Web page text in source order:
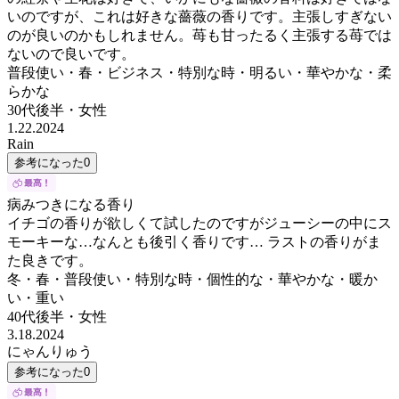
いのですが、これは好きな薔薇の香りです。主張しすぎない
のが良いのかもしれません。苺も甘ったるく主張する苺では
ないので良いです。
普段使い・春・ビジネス・特別な時・明るい・華やかな・柔
らかな
30代後半 ・ 女性
1.22.2024
Rain
参考になった0
病みつきになる香り
イチゴの香りが欲しくて試したのですがジューシーの中にス
モーキーな…なんとも後引く香りです… ラストの香りがま
た良きです。
冬・春・普段使い・特別な時・個性的な・華やかな・暖か
い・重い
40代後半 ・ 女性
3.18.2024
にゃんりゅう
参考になった0